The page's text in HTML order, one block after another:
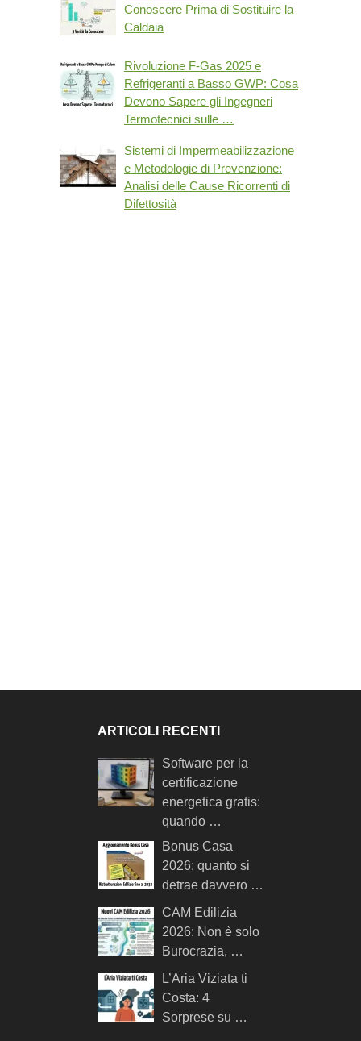
Conoscere Prima di Sostituire la
Caldaia
Rivoluzione F-Gas 2025 e
Refrigeranti a Basso GWP: Cosa
Devono Sapere gli Ingegneri
Termotecnici sulle …
Sistemi di Impermeabilizzazione
e Metodologie di Prevenzione:
Analisi delle Cause Ricorrenti di
Difettosità
ARTICOLI RECENTI
Software per la
certificazione
energetica gratis:
quando …
Bonus Casa
2026: quanto si
detrae davvero …
CAM Edilizia
2026: Non è solo
Burocrazia, …
L’Aria Viziata ti
Costa: 4
Sorprese su …